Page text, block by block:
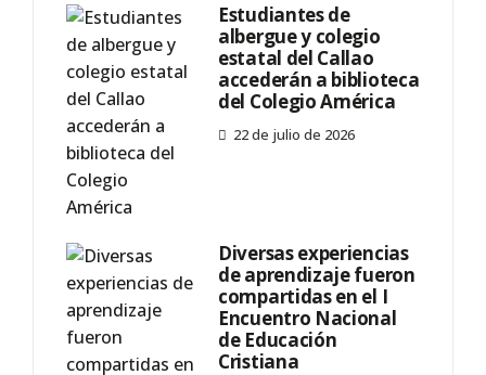
Estudiantes de
albergue y colegio
estatal del Callao
accederán a biblioteca
del Colegio América
22 de julio de 2026
Diversas experiencias
de aprendizaje fueron
compartidas en el I
Encuentro Nacional
de Educación
Cristiana